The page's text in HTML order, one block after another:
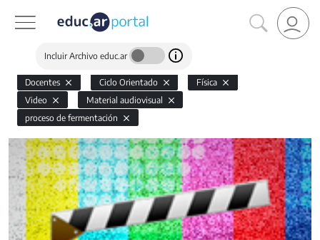
Incluir Archivo educ.ar
Docentes Ciclo Orientado
Física
Video
Material audiovisual
proceso de fermentación